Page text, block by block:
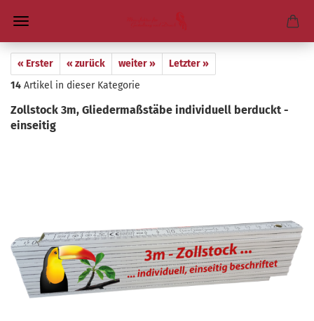
« Erster « zurück weiter »
Letzter »
14 Artikel in dieser Kategorie
Zoll­stock 3m, Glie­der­maß­stä­be in­di­vi­du­ell ber­duckt -
ein­sei­tig